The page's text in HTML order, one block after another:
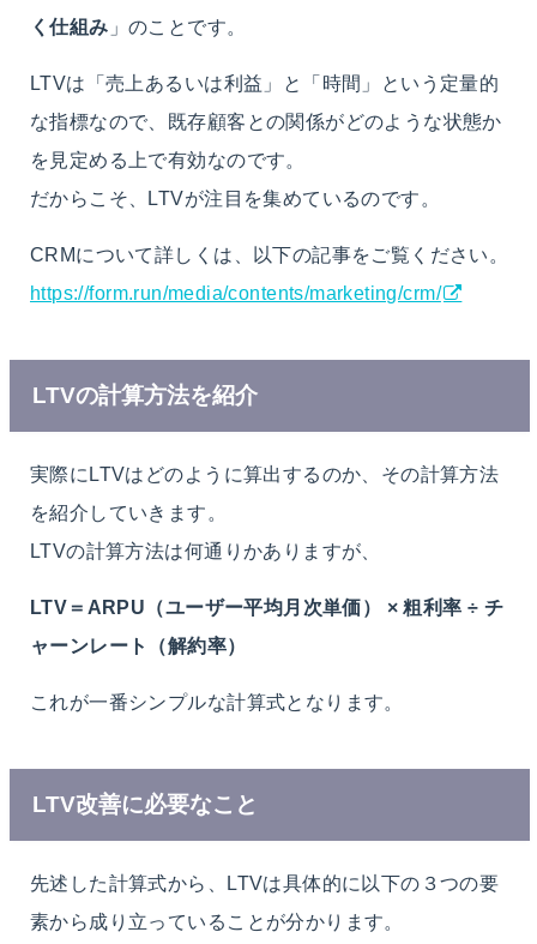
く仕組み 」のことです。
LTVは「売上あるいは利益」と「時間」という定量的
な指標なので、既存顧客との関係がどのような状態か
を見定める上で有効なのです。
だからこそ、LTVが注目を集めているのです。
CRMについて詳しくは、以下の記事をご覧ください。
https://form.run/media/contents/marketing/crm/
LTVの計算方法を紹介
実際にLTVはどのように算出するのか、その計算方法
を紹介していきます。
LTVの計算方法は何通りかありますが、
LTV＝ARPU（ユーザー平均月次単価） × 粗利率 ÷ チ
ャーンレート（解約率）
これが一番シンプルな計算式となります。
LTV改善に必要なこと
先述した計算式から、LTVは具体的に以下の３つの要
素から成り立っていることが分かります。